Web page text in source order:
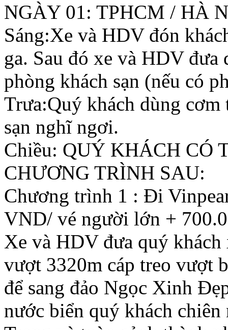
NGÀY 01: TPHCM / HÀ
Sáng:Xe và HDV đón
ga. Sau đó xe và HDV đưa
phòng khách sạn (nếu có
Trưa:Quý khách dùng cơm
sạn nghĩ ngơi.
Chiều: QUÝ KHÁCH CÓ
CHƯƠNG TRÌNH SAU:
Chương trình 1 : Đi
VND/ vé người lớn +
Xe và HDV đưa quý
vượt 3320m cáp treo vượt
để sang đảo Ngọc Xinh
nước biển quý khách